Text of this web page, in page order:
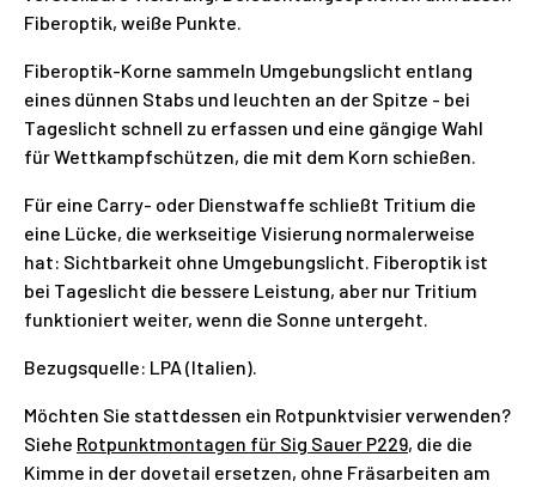
Fiberoptik, weiße Punkte.
Fiberoptik-Korne sammeln Umgebungslicht entlang
eines dünnen Stabs und leuchten an der Spitze - bei
Tageslicht schnell zu erfassen und eine gängige Wahl
für Wettkampfschützen, die mit dem Korn schießen.
Für eine Carry- oder Dienstwaffe schließt Tritium die
eine Lücke, die werkseitige Visierung normalerweise
hat: Sichtbarkeit ohne Umgebungslicht. Fiberoptik ist
bei Tageslicht die bessere Leistung, aber nur Tritium
funktioniert weiter, wenn die Sonne untergeht.
Bezugsquelle: LPA (Italien).
Möchten Sie stattdessen ein Rotpunktvisier verwenden?
Siehe Rotpunktmontagen für Sig Sauer P229, die die
Kimme in der dovetail ersetzen, ohne Fräsarbeiten am